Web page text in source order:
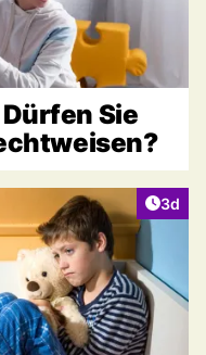
Sie
3d